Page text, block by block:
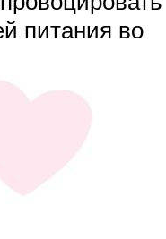
питания во